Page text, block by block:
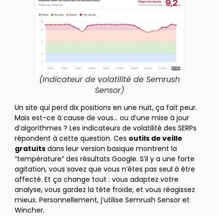
(Indicateur de volatilité de Semrush
Sensor)
Un site qui perd dix positions en une nuit, ça fait peur.
Mais est-ce à cause de vous… ou d’une mise à jour
d’algorithmes ? Les indicateurs de volatilité des SERPs
répondent à cette question. Ces outils de veille
gratuits dans leur version basique montrent la
“température” des résultats Google. S’il y a une forte
agitation, vous savez que vous n’êtes pas seul à être
affecté. Et ça change tout : vous adaptez votre
analyse, vous gardez la tête froide, et vous réagissez
mieux. Personnellement, j’utilise Semrush Sensor et
Wincher.